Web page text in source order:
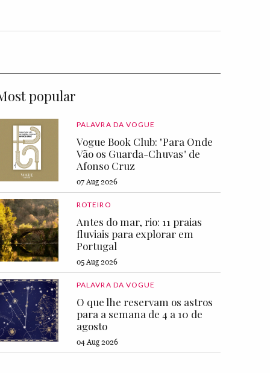
popular
PALAVRA DA VOGUE
Vogue Book Club: "Para Onde
Vão os Guarda-Chuvas" de
Afonso Cruz
07 Aug 2026
ROTEIRO
Antes do mar, rio: 11 praias
fluviais para explorar em
Portugal
05 Aug 2026
PALAVRA DA VOGUE
O que lhe reservam os astros
para a semana de 4 a 10 de
agosto
04 Aug 2026